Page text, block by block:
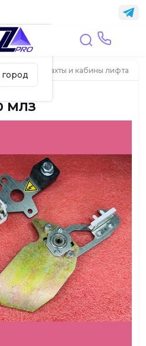
дверей шахты и кабины лифта
МЛЗ